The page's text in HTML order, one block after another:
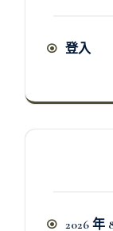
登入
2026 年